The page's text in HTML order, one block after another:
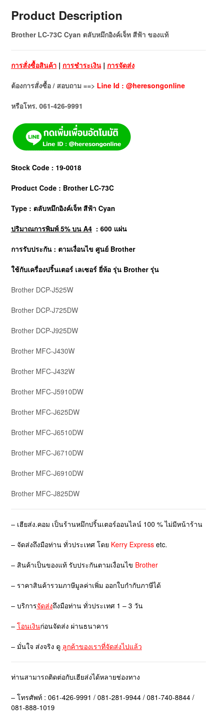
Product Description
Brother LC-73C Cyan ตลับหมึกอิงค์เจ็ท สีฟ้า ของแท้
การสั่งซื้อสินค้า | การชำระเงิน| การจัดส่ง
ต้องการสั่งซื้อ / สอบถาม ==> Line Id : @heresongonline
หรือโทร. 061-426-9991
Stock Code : 19-0018
Product Code : Brother LC-73C
Type : ตลับหมึกอิงค์เจ็ท สีฟ้า Cyan
ปริมาณการพิมพ์ 5% บน A4: 600 แผ่น
การรับประกัน : ตามเงื่อนไข ศูนย์ Brother
ใช้กับเครื่องปริ้นเตอร์ เลเซอร์ ยี่ห้อ รุ่น Brother รุ่น
Brother DCP-J525W
Brother DCP-J725DW
Brother DCP-J925DW
Brother MFC-J430W
Brother MFC-J432W
Brother MFC-J5910DW
Brother MFC-J625DW
Brother MFC-J6510DW
Brother MFC-J6710DW
Brother MFC-J6910DW
Brother MFC-J825DW
– เฮียส่ง.คอม เป็นร้านหมึกปริ้นเตอร์ออนไลน์ 100 % ไม่มีหน้าร้าน
– จัดส่งถึงมือท่าน ทั่วประเทศ โดย Kerry Expressetc.
– สินค้าเป็นของแท้ รับประกันตามเงื่อนไข Brother
– ราคาสินค้ารวมภาษีมูลค่าเพิ่ม ออกใบกำกับภาษีได้
– บริการจัดส่งถึงมือท่าน ทั่วประเทศ 1 – 3 วัน
– โอนเงินก่อนจัดส่ง ผ่านธนาคาร
– มั่นใจ ส่งจริง ดู ลูกค้าของเราที่จัดส่งไปแล้ว
ท่านสามารถติดต่อกับเฮียส่งได้หลายช่องทาง
– โทรศัพท์ : 061-426-9991 / 081-281-9944 / 081-740-8844 /
081-888-1019